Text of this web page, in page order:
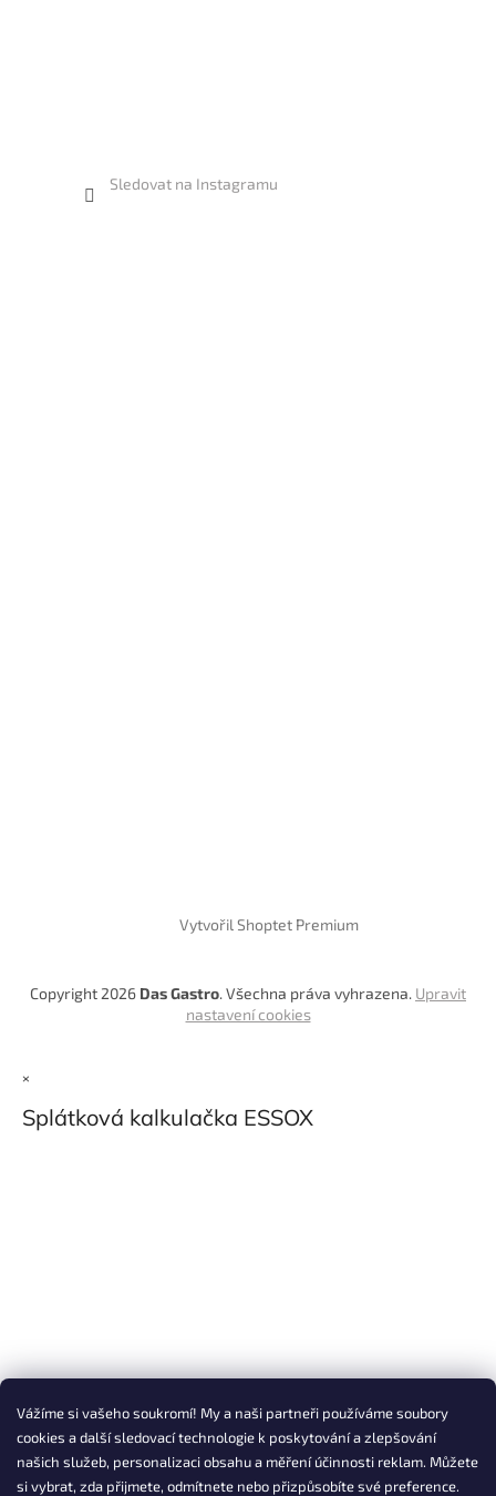
Vážíme si vašeho soukromí! My a naši partneři používáme soubory
cookies a další sledovací technologie k poskytování a zlepšování
našich služeb, personalizaci obsahu a měření účinnosti reklam. Můžete
si vybrat, zda přijmete, odmítnete nebo přizpůsobíte své preference.
Sledovat na Instagramu
Vytvořil Shoptet Premium
Copyright 2026 Das Gastro. Všechna práva vyhrazena. Upravit
nastavení cookies
×
Splátková kalkulačka ESSOX